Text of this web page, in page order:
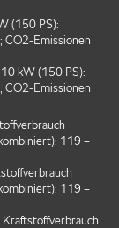
(150 PS):
CO2-Emissionen
kW (150 PS):
CO2-Emissionen
119 –
119 –
Kraftstoffverbrauch